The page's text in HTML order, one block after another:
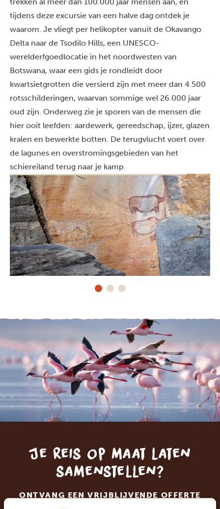
tijdens deze excursie van een halve dag ontdek je
waarom. Je vliegt per helikopter vanuit de Okavango
Delta naar de Tsodilo Hills, een UNESCO-
werelderfgoedlocatie in het noordwesten van
Botswana, waar een gids je rondleidt door
kwartsietgrotten die versierd zijn met meer dan 4.500
rotsschilderingen, waarvan sommige wel 26.000 jaar
oud zijn. Onderweg zie je sporen van de mensen die
hier ooit leefden: aardewerk, gereedschap, ijzer, glazen
kralen en bewerkte botten. De terugvlucht voert over
de lagunes en overstromingsgebieden van het
schiereiland terug naar je kamp.
Je reis op maat laten
samenstellen?
ONTVANG EEN VRIJBLIJVENDE OFFERTE